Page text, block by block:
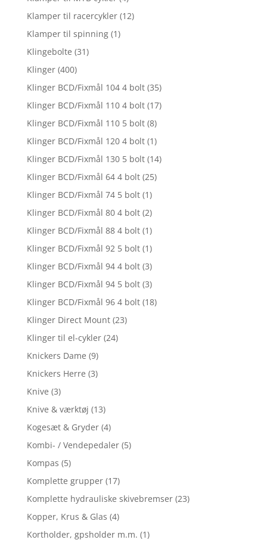
Klamper til racercykler (12)
Klamper til spinning (1)
Klingebolte (31)
Klinger (400)
Klinger BCD/Fixmål 104 4 bolt (35)
Klinger BCD/Fixmål 110 4 bolt (17)
Klinger BCD/Fixmål 110 5 bolt (8)
Klinger BCD/Fixmål 120 4 bolt (1)
Klinger BCD/Fixmål 130 5 bolt (14)
Klinger BCD/Fixmål 64 4 bolt (25)
Klinger BCD/Fixmål 74 5 bolt (1)
Klinger BCD/Fixmål 80 4 bolt (2)
Klinger BCD/Fixmål 88 4 bolt (1)
Klinger BCD/Fixmål 92 5 bolt (1)
Klinger BCD/Fixmål 94 4 bolt (3)
Klinger BCD/Fixmål 94 5 bolt (3)
Klinger BCD/Fixmål 96 4 bolt (18)
Klinger Direct Mount (23)
Klinger til el-cykler (24)
Knickers Dame (9)
Knickers Herre (3)
Knive (3)
Knive & værktøj (13)
Kogesæt & Gryder (4)
Kombi- / Vendepedaler (5)
Kompas (5)
Komplette grupper (17)
Komplette hydrauliske skivebremser (23)
Kopper, Krus & Glas (4)
Kortholder, gpsholder m.m. (1)